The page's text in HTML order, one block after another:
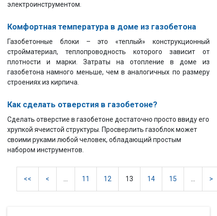
электроинструментом.
Комфортная температура в доме из газобетона
Газобетонные блоки – это «теплый» конструкционный
стройматериал, теплопроводность которого зависит от
плотности и марки. Затраты на отопление в доме из
газобетона намного меньше, чем в аналогичных по размеру
строениях из кирпича.
Как сделать отверстия в газобетоне?
Сделать отверстие в газобетоне достаточно просто ввиду его
хрупкой ячеистой структуры. Просверлить газоблок может
своими руками любой человек, обладающий простым
набором инструментов.
<< < 11 12 13 14 15 >